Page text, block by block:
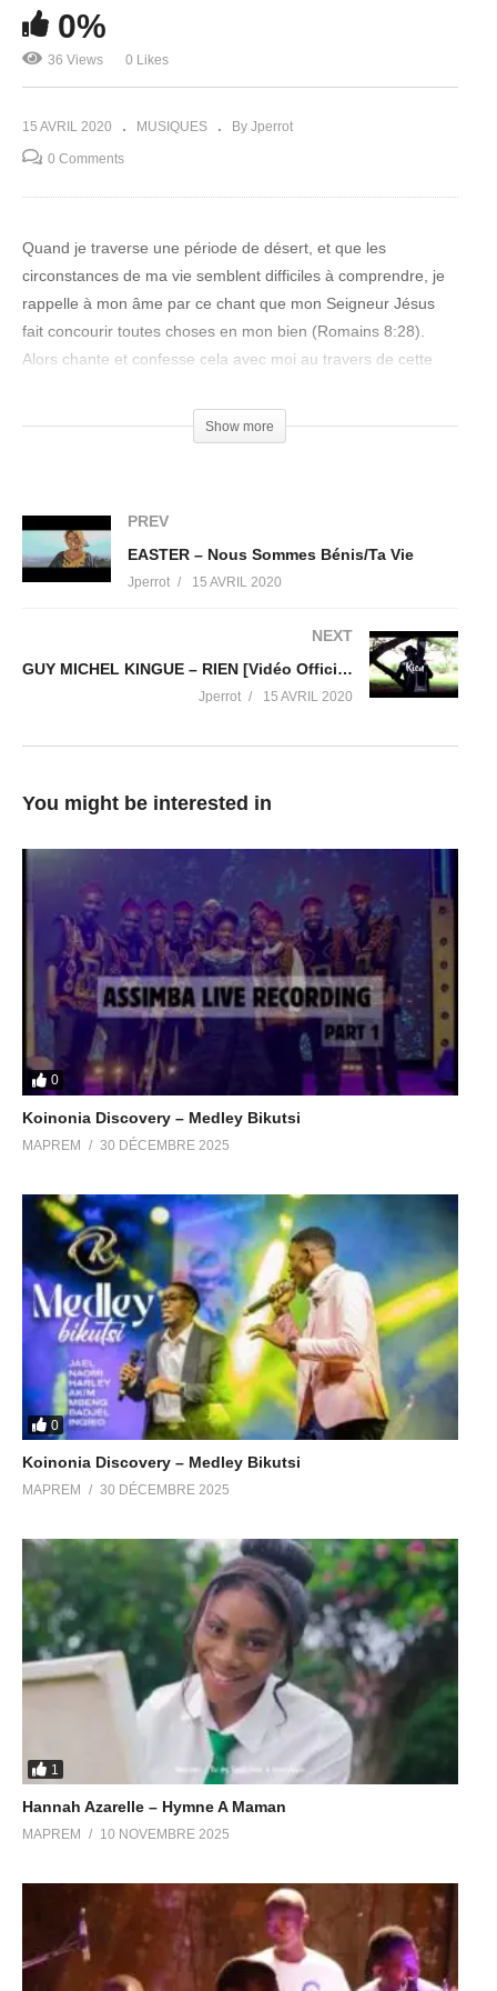
0%
36 Views 0 Likes
15 AVRIL 2020 MUSIQUES By Jperrot
0 Comments
Quand je traverse une période de désert, et que les
circonstances de ma vie semblent difficiles à comprendre, je
rappelle à mon âme par ce chant que mon Seigneur Jésus
fait concourir toutes choses en mon bien (Romains 8:28).
Alors chante et confesse cela avec moi au travers de cette
(Visited 36 times, 1 visits today)
Show more
PREV
EASTER – Nous Sommes Bénis/Ta Vie
Jperrot 15 AVRIL 2020
NEXT
GUY MICHEL KINGUE – RIEN [Vidéo Officielle]
Jperrot 15 AVRIL 2020
You might be interested in
0
Koinonia Discovery – Medley Bikutsi
MAPREM 30 DÉCEMBRE 2025
0
Koinonia Discovery – Medley Bikutsi
MAPREM 30 DÉCEMBRE 2025
1
Hannah Azarelle – Hymne A Maman
MAPREM 10 NOVEMBRE 2025